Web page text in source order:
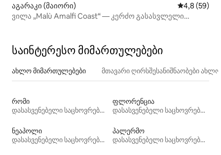
აგარაკი (მაიორი) საშუალო
4,8 (59)
ვილა „Malù Amalfi Coast“ — კერძო გასასვლელი
საინტერესო მიმართულებები
ახლო მიმართულებები მთავარი ღირსშესანიშნაობები
რომი
დასასვენებელი საცხოვრებლები
ფლორენცია
დასასვენებელი საცხოვრებლები
ნეაპოლი
დასასვენებელი საცხოვრებლები
პალერმო
დასასვენებელი საცხოვრებლები